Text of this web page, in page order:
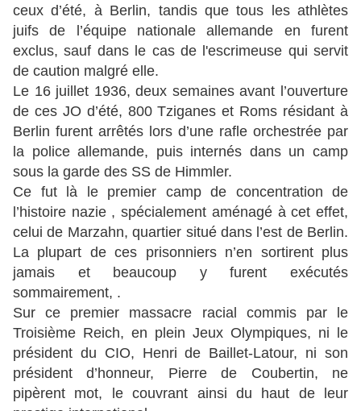
ceux d’été, à Berlin, tandis que tous les athlètes
juifs de l’équipe nationale allemande en furent
exclus, sauf dans le cas de l'escrimeuse qui servit
de caution malgré elle.
Le 16 juillet 1936, deux semaines avant l’ouverture
de ces JO d’été, 800 Tziganes et Roms résidant à
Berlin furent arrêtés lors d’une rafle orchestrée par
la police allemande, puis internés dans un camp
sous la garde des SS de Himmler.
Ce fut là le premier camp de concentration de
l’histoire nazie , spécialement aménagé à cet effet,
celui de Marzahn, quartier situé dans l’est de Berlin.
La plupart de ces prisonniers n’en sortirent plus
jamais et beaucoup y furent exécutés
sommairement, .
Sur ce premier massacre racial commis par le
Troisième Reich, en plein Jeux Olympiques, ni le
président du CIO, Henri de Baillet-Latour, ni son
président d’honneur, Pierre de Coubertin, ne
pipèrent mot, le couvrant ainsi du haut de leur